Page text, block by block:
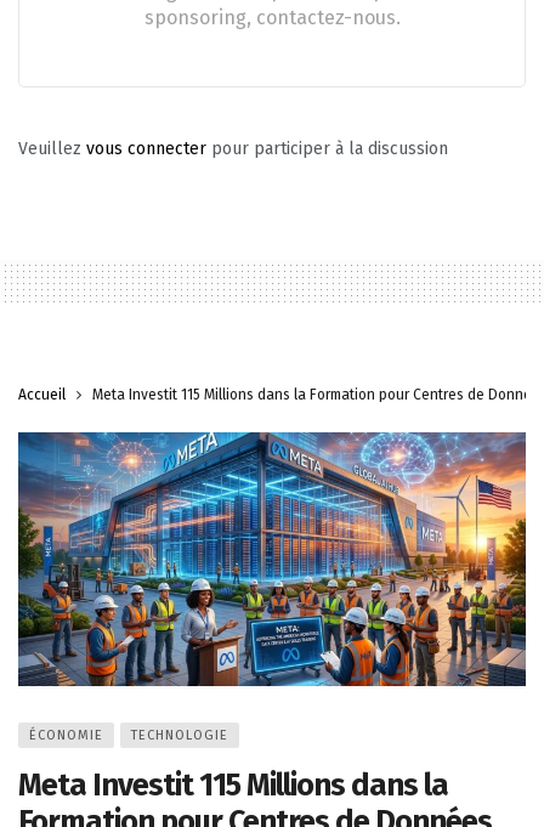
sponsoring, contactez-nous.
Veuillez vous connecter pour participer à la discussion
Accueil Meta Investit 115 Millions dans la Formation pour Centres de
ÉCONOMIE TECHNOLOGIE
Meta Investit 115 Millions dans la